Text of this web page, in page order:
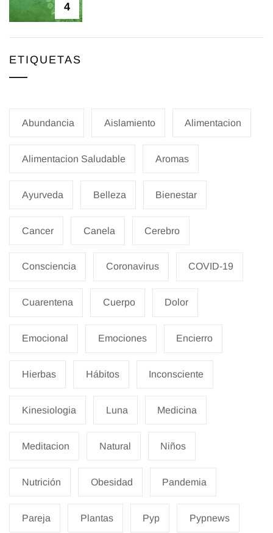
4
ETIQUETAS
Abundancia Aislamiento Alimentacion
Alimentacion Saludable Aromas
Ayurveda Belleza Bienestar
Cancer Canela Cerebro
Consciencia Coronavirus COVID-19
Cuarentena Cuerpo Dolor
Emocional Emociones Encierro
Hierbas Hábitos Inconsciente
Kinesiologia Luna Medicina
Meditacion Natural Niños
Nutrición Obesidad Pandemia
Pareja Plantas Pyp Pypnews